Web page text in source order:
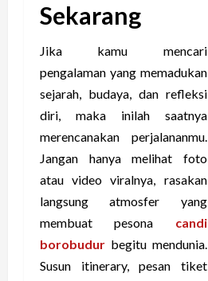
Sekarang
Jika kamu mencari
pengalaman yang memadukan
sejarah, budaya, dan refleksi
diri, maka inilah saatnya
merencanakan perjalananmu.
Jangan hanya melihat foto
atau video viralnya, rasakan
langsung atmosfer yang
membuat pesona candi
borobudur begitu mendunia.
Susun itinerary, pesan tiket